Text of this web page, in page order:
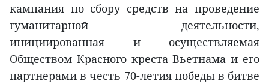
кампания по сбору средств на проведение
гуманитарной деятельности,
инициированная и осуществляемая
Обществом Красного креста Вьетнама и его
партнерами в честь 70-летия победы в битве